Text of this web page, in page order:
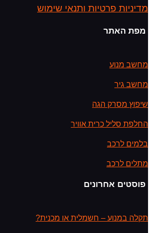
מדיניות פרטיות ותנאי שימוש
מפת האתר
מחשב מנוע
מחשב גיר
שיפוץ מסרק הגה
החלפת סליל כרית אוויר
בלמים לרכב
מתלים לרכב
פוסטים אחרונים
תקלה במנוע – חשמלית או מכנית?